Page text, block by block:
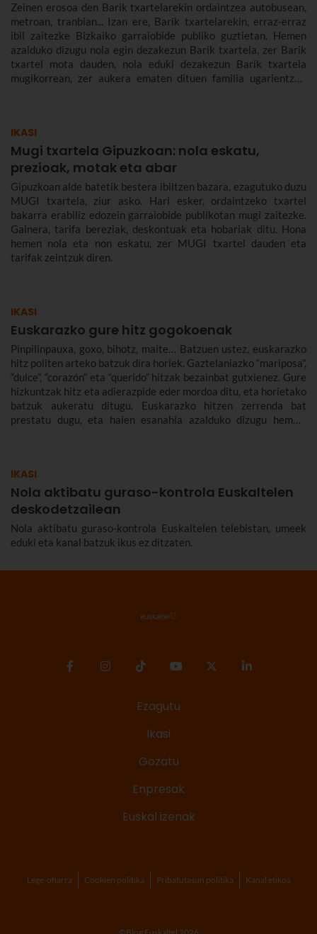
Zeinen erosoa den Barik txartelarekin ordaintzea autobusean,
metroan, tranbian... Izan ere, Barik txartelarekin, erraz-erraz
ibil zaitezke Bizkaiko garraiobide publiko guztietan. Hemen
azalduko dizugu nola egin dezakezun Barik txartela, zer Barik
txartel mota dauden, nola eduki dezakezun Barik txartela
mugikorrean, zer aukera ematen dituen familia ugarientzat,
IKASI
Mugi txartela Gipuzkoan: nola eskatu,
prezioak, motak eta abar
Gipuzkoan alde batetik bestera ibiltzen bazara, ezagutuko duzu
MUGI txartela, ziur asko. Hari esker, ordaintzeko txartel
bakarra erabiliz edozein garraiobide publikotan mugi zaitezke.
Gainera, tarifa bereziak, deskontuak eta hobariak ditu. Hona
hemen nola eta non eskatu, zer MUGI txartel dauden eta
tarifak zeintzuk diren.
IKASI
Euskarazko gure hitz gogokoenak
Pinpilinpauxa, goxo, bihotz, maite… Batzuen ustez, euskarazko
hitz politen arteko batzuk dira horiek. Gaztelaniazko “mariposa”,
“dulce”, “corazón” eta “querido” hitzak bezainbat gutxienez. Gure
hizkuntzak hitz eta adierazpide eder mordoa ditu, eta horietako
batzuk aukeratu ditugu. Euskarazko hitzen zerrenda bat
prestatu dugu, eta haien esanahia azalduko dizugu hemen.
IKASI
Nola aktibatu guraso-kontrola Euskaltelen
deskodetzailean
Nola aktibatu guraso-kontrola Euskaltelen telebistan, umeek
eduki eta kanal batzuk ikus ez ditzaten.
Ezagutu
Ikasi
Gozatu
Enpresak
Euskal izenak
Lege-oharra Cookien politika Pribatutasun politika Kanal etikoa